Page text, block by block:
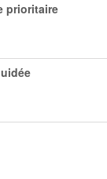
prioritaire